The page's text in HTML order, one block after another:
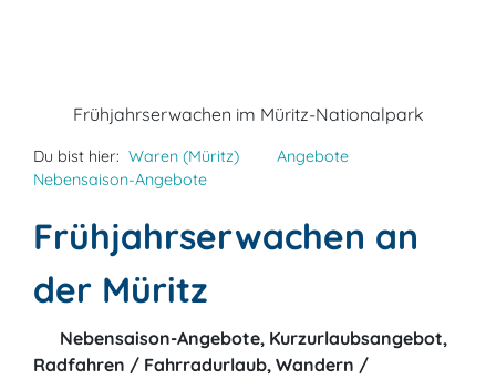
Frühjahrserwachen im Müritz-Nationalpark
Du bist hier: Waren (Müritz)
Angebote
Nebensaison-Angebote
Frühjahrserwachen an
der Müritz
Nebensaison-Angebote, Kurzurlaubsangebot,
Radfahren / Fahrradurlaub, Wandern /